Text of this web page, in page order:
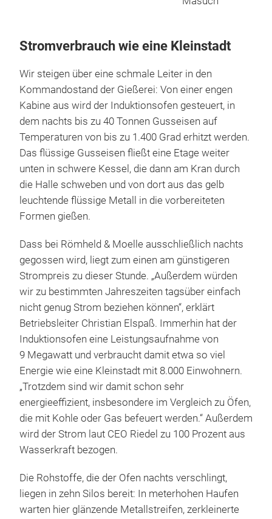
Stromverbrauch wie eine Kleinstadt
Wir steigen über eine schmale Leiter in den
Kommandostand der Gießerei: Von einer engen
Kabine aus wird der Induktionsofen gesteuert, in
dem nachts bis zu 40 Tonnen Gusseisen auf
Temperaturen von bis zu 1.400 Grad erhitzt werden.
Das flüssige Gusseisen fließt eine Etage weiter
unten in schwere Kessel, die dann am Kran durch
die Halle schweben und von dort aus das gelb
leuchtende flüssige Metall in die vorbereiteten
Formen gießen.
Dass bei Römheld & Moelle ausschließlich nachts
gegossen wird, liegt zum einen am günstigeren
Strompreis zu dieser Stunde. „Außerdem würden
wir zu bestimmten Jahreszeiten tagsüber einfach
nicht genug Strom beziehen können“, erklärt
Betriebsleiter Christian Elspaß. Immerhin hat der
Induktionsofen eine Leistungsaufnahme von
9 Megawatt und verbraucht damit etwa so viel
Energie wie eine Kleinstadt mit 8.000 Einwohnern.
„Trotzdem sind wir damit schon sehr
energieeffizient, insbesondere im Vergleich zu Öfen,
die mit Kohle oder Gas befeuert werden.“ Außerdem
wird der Strom laut CEO Riedel zu 100 Prozent aus
Wasserkraft bezogen.
Die Rohstoffe, die der Ofen nachts verschlingt,
liegen in zehn Silos bereit: In meterhohen Haufen
warten hier glänzende Metallstreifen, zerkleinerte